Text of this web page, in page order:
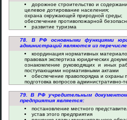
дорожное строительство и
целевое дотирование населения;
охрана окружающей природной среды;
обеспечение противопожарной
развитие туризма
78. В РФ основными функциями
администраций являются из
координация нормативных
правовая экспертиза юридических
ознакомление руководящих и иных
поступающими нормативными актами
обеспечение правопорядка и охраны
подготовка вопросов административно-
79. В РФ учредительным документом
предприятия является:
постановление местного
устав этого предприятия